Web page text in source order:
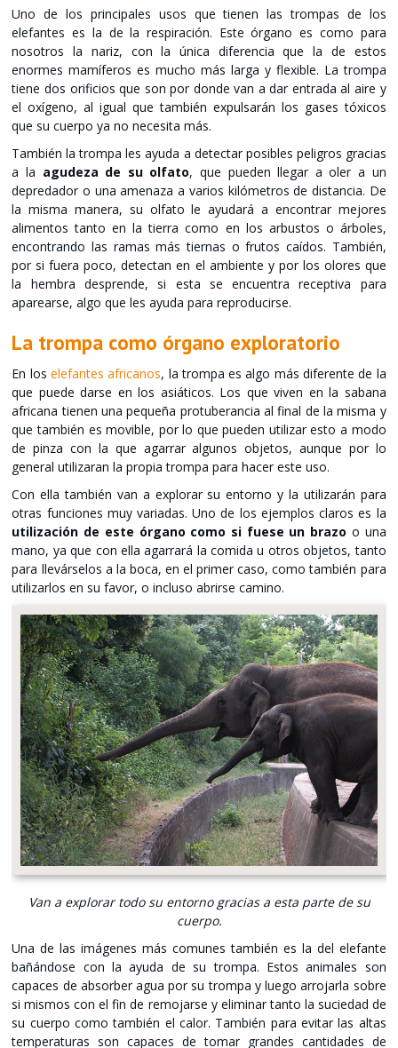
Uno de los principales usos que tienen las trompas de los
elefantes es la de la respiración. Este órgano es como para
nosotros la nariz, con la única diferencia que la de estos
enormes mamíferos es mucho más larga y flexible. La trompa
tiene dos orificios que son por donde van a dar entrada al aire y
el oxígeno, al igual que también expulsarán los gases tóxicos
que su cuerpo ya no necesita más.
También la trompa les ayuda a detectar posibles peligros gracias
a la agudeza de su olfato, que pueden llegar a oler a un
depredador o una amenaza a varios kilómetros de distancia. De
la misma manera, su olfato le ayudará a encontrar mejores
alimentos tanto en la tierra como en los arbustos o árboles,
encontrando las ramas más tiernas o frutos caídos. También,
por si fuera poco, detectan en el ambiente y por los olores que
la hembra desprende, si esta se encuentra receptiva para
aparearse, algo que les ayuda para reproducirse.
La trompa como órgano exploratorio
En loselefantes africanos, la trompa es algo más diferente de la
que puede darse en los asiáticos. Los que viven en la sabana
africana tienen una pequeña protuberancia al final de la misma y
que también es movible, por lo que pueden utilizar esto a modo
de pinza con la que agarrar algunos objetos, aunque por lo
general utilizaran la propia trompa para hacer este uso.
Con ella también van a explorar su entorno y la utilizarán para
otras funciones muy variadas. Uno de los ejemplos claros es la
utilización de este órgano como si fuese un brazo o una
mano, ya que con ella agarrará la comida u otros objetos, tanto
para llevárselos a la boca, en el primer caso, como también para
utilizarlos en su favor, o incluso abrirse camino.
Van a explorar todo su entorno gracias a esta parte de su
cuerpo.
Una de las imágenes más comunes también es la del elefante
bañándose con la ayuda de su trompa. Estos animales son
capaces de absorber agua por su trompa y luego arrojarla sobre
si mismos con el fin de remojarse y eliminar tanto la suciedad de
su cuerpo como también el calor. También para evitar las altas
temperaturas son capaces de tomar grandes cantidades de